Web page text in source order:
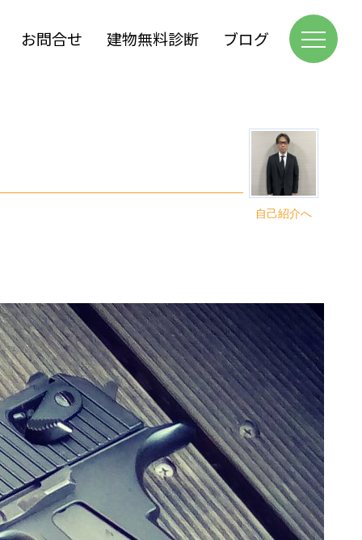
お問合せ 建物無料診断 ブログ
自己紹介へ